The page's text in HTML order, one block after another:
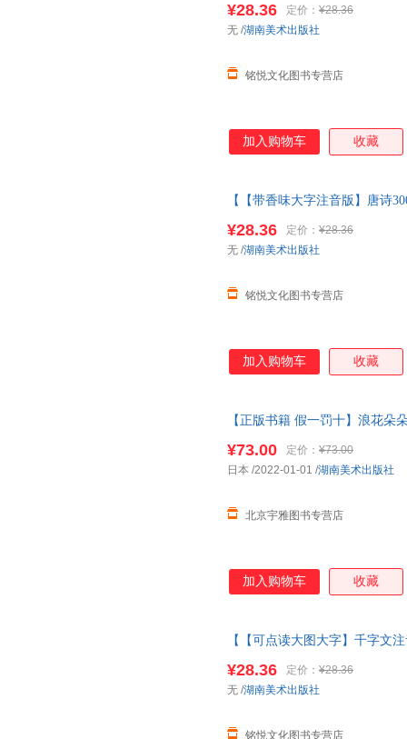
弟子规注音版
¥28.36 定价： ¥28.36
铭悦文化图书专营店
无 /湖南美术出版社
加入购物车 收藏
【【带香味大字注音版】唐诗
唐诗300首
¥28.36 定价： ¥28.36
铭悦文化图书专营店
无 /湖南美术出版社
加入购物车 收藏
【正版书籍 假一罚十】浪花朵
票zj
¥73.00 定价： ¥73.00
北京宇雅图书专营店
日本 /2022-01-01 /湖南美术出版社
加入购物车 收藏
【【可点读大图大字】千字文
千字文注音版
¥28.36 定价： ¥28.36
铭悦文化图书专营店
无 /湖南美术出版社